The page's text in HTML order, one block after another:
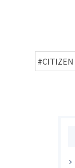
#CITIZEN